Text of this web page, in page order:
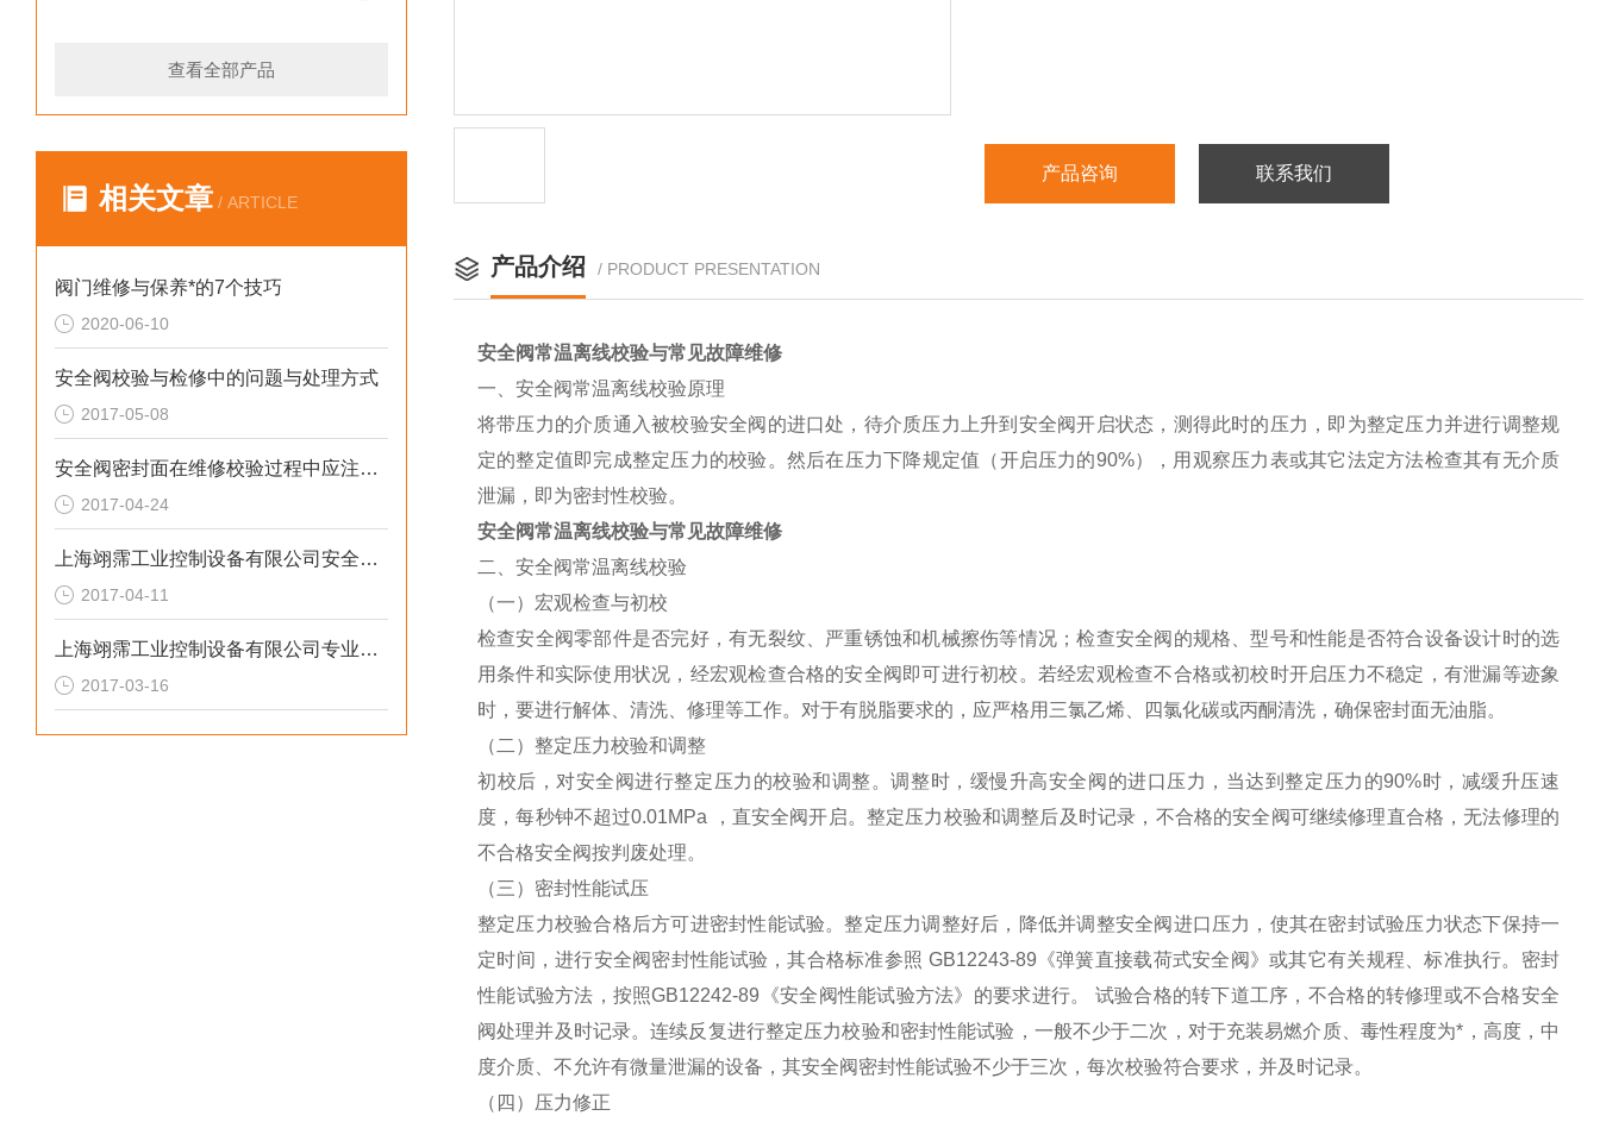
查看全部产品
相关文章 / ARTICLE
阀门维修与保养*的7个技巧
2020-06-10
安全阀校验与检修中的问题与处理方式
2017-05-08
安全阀密封面在维修校验过程中应注意的几个问题
2017-04-24
上海翊霈工业控制设备有限公司安全阀常见故障和原因（7）
2017-04-11
上海翊霈工业控制设备有限公司专业维修安全阀技术篇（3）
2017-03-16
产品咨询 联系我们
产品介绍 / PRODUCT PRESENTATION
安全阀常温离线校验与常见故障维修
一、安全阀常温离线校验原理
将带压力的介质通入被校验安全阀的进口处，待介质压力上升到安全阀开启状态，测得此时的压力，即为整定压力并进行调整规
定的整定值即完成整定压力的校验。然后在压力下降规定值（开启压力的90%），用观察压力表或其它法定方法检查其有无介质
泄漏，即为密封性校验。
安全阀常温离线校验与常见故障维修
二、安全阀常温离线校验
（一）宏观检查与初校
检查安全阀零部件是否完好，有无裂纹、严重锈蚀和机械擦伤等情况；检查安全阀的规格、型号和性能是否符合设备设计时的选
用条件和实际使用状况，经宏观检查合格的安全阀即可进行初校。若经宏观检查不合格或初校时开启压力不稳定，有泄漏等迹象
时，要进行解体、清洗、修理等工作。对于有脱脂要求的，应严格用三氯乙烯、四氯化碳或丙酮清洗，确保密封面无油脂。
（二）整定压力校验和调整
初校后，对安全阀进行整定压力的校验和调整。调整时，缓慢升高安全阀的进口压力，当达到整定压力的90%时，减缓升压速
度，每秒钟不超过0.01MPa ，直安全阀开启。整定压力校验和调整后及时记录，不合格的安全阀可继续修理直合格，无法修理的
不合格安全阀按判废处理。
（三）密封性能试压
整定压力校验合格后方可进密封性能试验。整定压力调整好后，降低并调整安全阀进口压力，使其在密封试验压力状态下保持一
定时间，进行安全阀密封性能试验，其合格标准参照 GB12243-89《弹簧直接载荷式安全阀》或其它有关规程、标准执行。密封
性能试验方法，按照GB12242-89《安全阀性能试验方法》的要求进行。 试验合格的转下道工序，不合格的转修理或不合格安全
阀处理并及时记录。连续反复进行整定压力校验和密封性能试验，一般不少于二次，对于充装易燃介质、毒性程度为*，高度，中
度介质、不允许有微量泄漏的设备，其安全阀密封性能试验不少于三次，每次校验符合要求，并及时记录。
（四）压力修正